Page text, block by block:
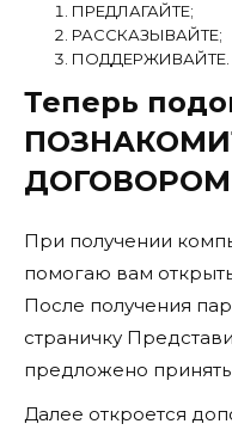
ПРЕДЛАГАЙТЕ;
РАССКАЗЫВАЙТЕ;
ПОДДЕРЖИВАЙТЕ.
Теперь
ДОГОВОРОМ
При получении
помогаю вам
После получения
страничку
предложено
Далее откроется